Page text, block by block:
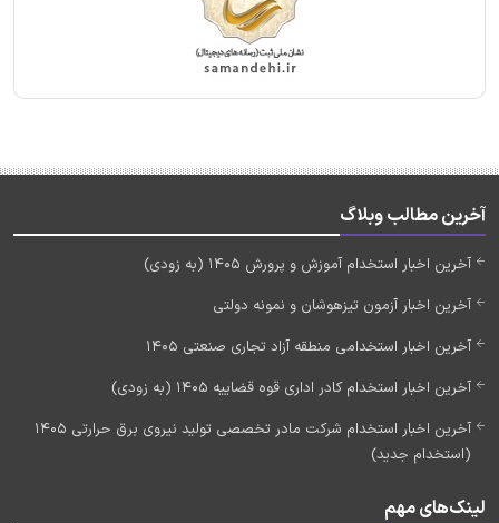
آخرین مطالب وبلاگ
آخرین اخبار استخدام آموزش و پرورش 1405 (به زودی)
آخرین اخبار آزمون تیزهوشان و نمونه دولتی
آخرین اخبار استخدامی منطقه آزاد تجاری صنعتی 1405
آخرین اخبار استخدام کادر اداری قوه قضاییه 1405 (به زودی)
آخرین اخبار استخدام شرکت مادر تخصصی تولید نیروی برق حرارتی 1405
(استخدام جدید)
لینک‌های مهم